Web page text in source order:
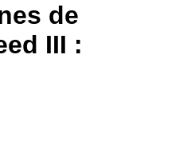
de
III :